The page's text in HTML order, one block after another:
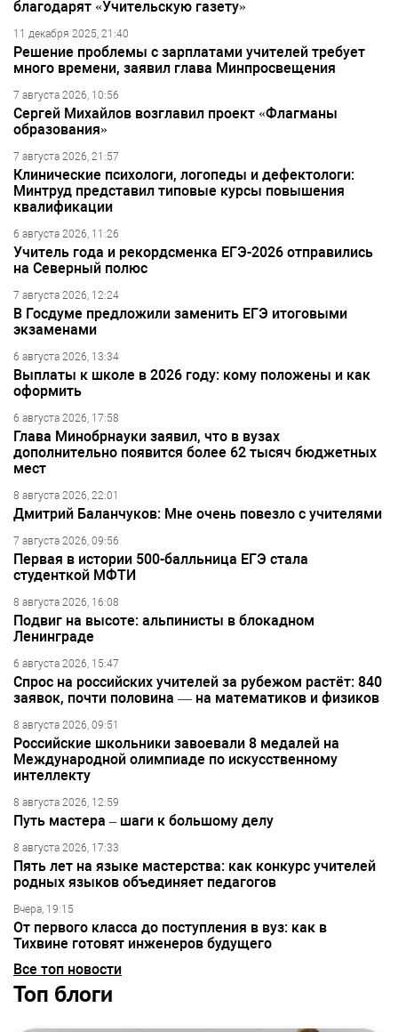
благодарят «Учительскую газету»
11 декабря 2025, 21:40
Решение проблемы с зарплатами учителей требует
много времени, заявил глава Минпросвещения
7 августа 2026, 10:56
Сергей Михайлов возглавил проект «Флагманы
образования»
7 августа 2026, 21:57
Клинические психологи, логопеды и дефектологи:
Минтруд представил типовые курсы повышения
квалификации
6 августа 2026, 11:26
Учитель года и рекордсменка ЕГЭ-2026 отправились
на Северный полюс
7 августа 2026, 12:24
В Госдуме предложили заменить ЕГЭ итоговыми
экзаменами
6 августа 2026, 13:34
Выплаты к школе в 2026 году: кому положены и как
оформить
6 августа 2026, 17:58
Глава Минобрнауки заявил, что в вузах
дополнительно появится более 62 тысяч бюджетных
мест
8 августа 2026, 22:01
Дмитрий Баланчуков: Мне очень повезло с учителями
7 августа 2026, 09:56
Первая в истории 500-балльница ЕГЭ стала
студенткой МФТИ
8 августа 2026, 16:08
Подвиг на высоте: альпинисты в блокадном
Ленинграде
6 августа 2026, 15:47
Спрос на российских учителей за рубежом растёт: 840
заявок, почти половина — на математиков и физиков
8 августа 2026, 09:51
Российские школьники завоевали 8 медалей на
Международной олимпиаде по искусственному
интеллекту
8 августа 2026, 12:59
Путь мастера – шаги к большому делу
8 августа 2026, 17:33
Пять лет на языке мастерства: как конкурс учителей
родных языков объединяет педагогов
Вчера, 19:15
От первого класса до поступления в вуз: как в
Тихвине готовят инженеров будущего
Все топ новости
Топ блоги